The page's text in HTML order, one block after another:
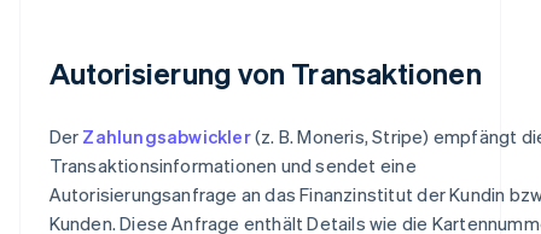
Autorisierung von Transaktionen
Der Zahlungsabwickler(z. B. Moneris, Stripe) empfängt
Transaktionsinformationen und sendet eine
Autorisierungsanfrage an das Finanzinstitut der Kundin
Kunden. Diese Anfrage enthält Details wie die